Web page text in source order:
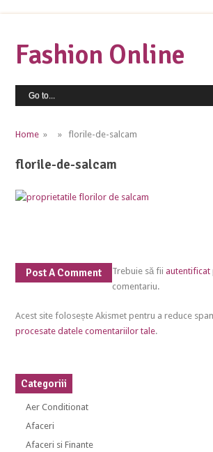
Fashion Online
Home» » florile-de-salcam
florile-de-salcam
Post A Comment Trebuie să fii autentificat
comentariu.
Acest site folosește Akismet pentru a reduce
procesate datele comentariilor tale.
Categoriii
Aer Conditionat
Afaceri
Afaceri si Finante